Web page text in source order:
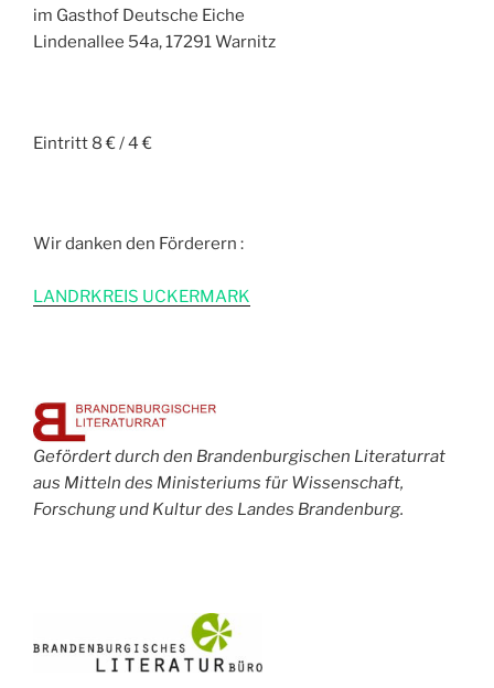
im Gasthof Deutsche Eiche
Lindenallee 54a, 17291 Warnitz
Eintritt 8 € / 4 €
Wir danken den Förderern :
LANDRKREIS UCKERMARK
Gefördert durch den Brandenburgischen Literaturrat
aus Mitteln des Ministeriums für Wissenschaft,
Forschung und Kultur des Landes Brandenburg.